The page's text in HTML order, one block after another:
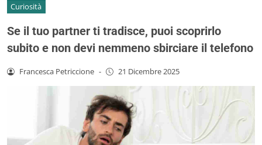
Curiosità
Se il tuo partner ti tradisce, puoi scoprirlo
subito e non devi nemmeno sbirciare il telefono
Francesca Petriccione - 21 Dicembre 2025